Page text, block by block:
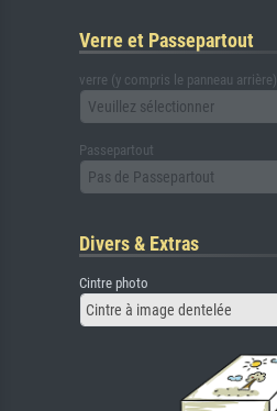
Verre et Passepartout
verre (y compris le panneau arrière)
Veuillez sélectionner
Passepartout
Pas de Passepartout
Divers & Extras
Cintre photo
Cintre à image dentelée